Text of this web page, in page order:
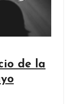
de la